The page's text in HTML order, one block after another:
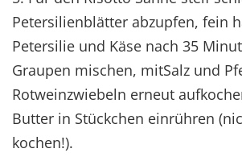
Petersilienblätter abzupfen, fein
Petersilie und Käse nach 35
Graupen mischen, mitSalz und
Rotweinzwiebeln erneut
Butter in Stückchen einrühren
kochen!).